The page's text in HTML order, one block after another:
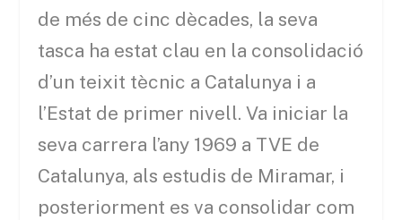
de més de cinc dècades, la seva
tasca ha estat clau en la consolidació
d’un teixit tècnic a Catalunya i a
l’Estat de primer nivell. Va iniciar la
seva carrera l’any 1969 a TVE de
Catalunya, als estudis de Miramar, i
posteriorment es va consolidar com